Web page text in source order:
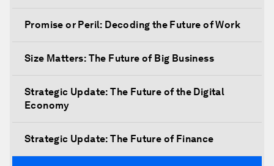
Promise or Peril: Decoding the Future of Work
Size Matters: The Future of Big Business
Strategic Update: The Future of the Digital
Economy
Strategic Update: The Future of Finance